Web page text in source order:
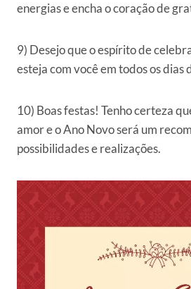
energias e encha o coração de
9) Desejo que o espírito de
esteja com você em todos os dias
10) Boas festas! Tenho certeza
amor e o Ano Novo será um
possibilidades e realizações.